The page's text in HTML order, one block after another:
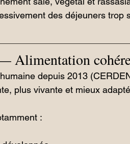
des déjeuners trop
Alimentation
depuis 2013
plus vivante et mieux
: